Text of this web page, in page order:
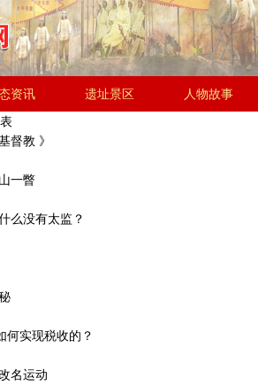
资讯 遗址景区 人物故事
研究会
督教 》
一瞥
么没有太监？
何实现税收的？
名运动